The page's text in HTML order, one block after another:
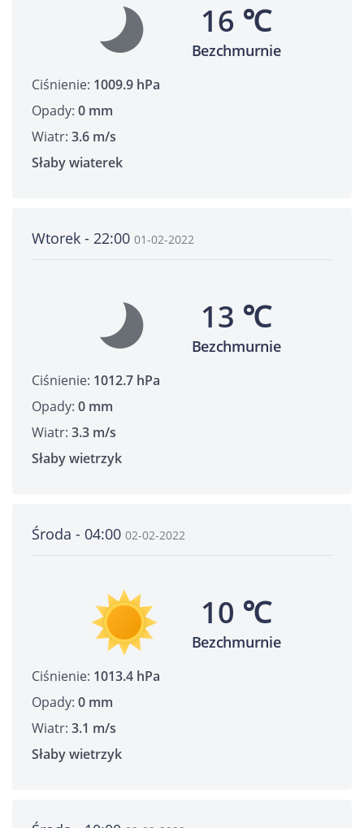
16 ℃
Bezchmurnie
Ciśnienie: 1009.9 hPa
Opady: 0 mm
Wiatr: 3.6 m/s
Słaby wiaterek
Wtorek - 22:00 01-02-2022
13 ℃
Bezchmurnie
Ciśnienie: 1012.7 hPa
Opady: 0 mm
Wiatr: 3.3 m/s
Słaby wietrzyk
Środa - 04:00 02-02-2022
10 ℃
Bezchmurnie
Ciśnienie: 1013.4 hPa
Opady: 0 mm
Wiatr: 3.1 m/s
Słaby wietrzyk